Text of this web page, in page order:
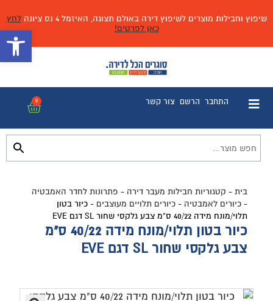
שיפוץ וחבילות מוצרים לשיפוץ דירה באולם תצוגה, האיזמל 4 נס ציונה
לחץ
כאן לפרטים!
התחבר הרשם צור קשר 0
בית - קטגוריות חבילות מעבר דירה - פתרונות לחדר האמבטיה
-כיורים לאמבטיה -כיורים תלויים מעוצבים -כיור בטון
תלוי/מונח מידה 40/22 ס”מ צבע גלקסי שחור SL דגם EVE
כיור בטון תלוי/מונח מידה 40/22 ס"מ
צבע גלקסי שחור SL דגם EVE